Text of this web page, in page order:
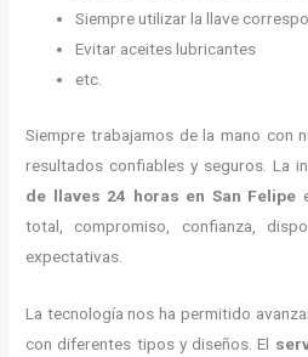
Siempre utilizar la llave
Evitar aceites lubricantes
etc.
Siempre trabajamos de la mano con
resultados confiables y seguros. La
de llaves 24 horas en San Felipe
total, compromiso, confianza,
expectativas.
La tecnología nos ha permitido
con diferentes tipos y diseños. El